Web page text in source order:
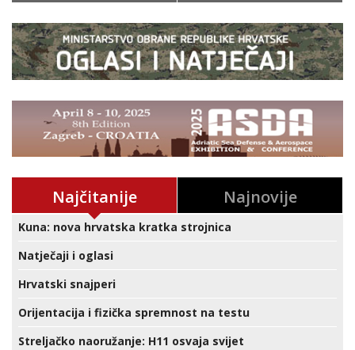
Najčitanije Najnovije
Kuna: nova hrvatska kratka strojnica
Natječaji i oglasi
Hrvatski snajperi
Orijentacija i fizička spremnost na testu
Streljačko naoružanje: H11 osvaja svijet